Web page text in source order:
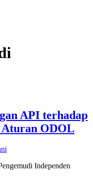
API terhadap
Aturan ODOL
Independen